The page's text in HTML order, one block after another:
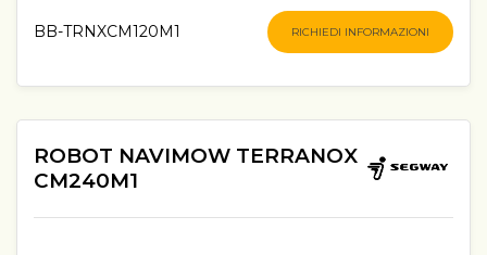
BB-TRNXCM120M1 RICHIEDI INFORMAZIONI
ROBOT NAVIMOW TERRANOX
CM240M1